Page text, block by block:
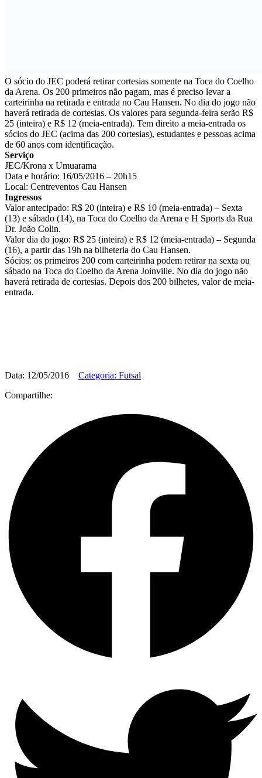
O sócio do JEC poderá retirar cortesias somente na Toca do Coelho
da Arena. Os 200 primeiros não pagam, mas é preciso levar a
carteirinha na retirada e entrada no Cau Hansen. No dia do jogo não
haverá retirada de cortesias. Os valores para segunda-feira serão R$
25 (inteira) e R$ 12 (meia-entrada). Tem direito a meia-entrada os
sócios do JEC (acima das 200 cortesias), estudantes e pessoas acima
de 60 anos com identificação.
Serviço
JEC/Krona x Umuarama
Data e horário: 16/05/2016 – 20h15
Local: Centreventos Cau Hansen
Ingressos
Valor antecipado: R$ 20 (inteira) e R$ 10 (meia-entrada) – Sexta
(13) e sábado (14), na Toca do Coelho da Arena e H Sports da Rua
Dr. João Colin.
Valor dia do jogo: R$ 25 (inteira) e R$ 12 (meia-entrada) – Segunda
(16), a partir das 19h na bilheteria do Cau Hansen.
Sócios: os primeiros 200 com carteirinha podem retirar na sexta ou
sábado na Toca do Coelho da Arena Joinville. No dia do jogo não
haverá retirada de cortesias. Depois dos 200 bilhetes, valor de meia-
entrada.
Data: 12/05/2016
Categoria: Futsal
Compartilhe: